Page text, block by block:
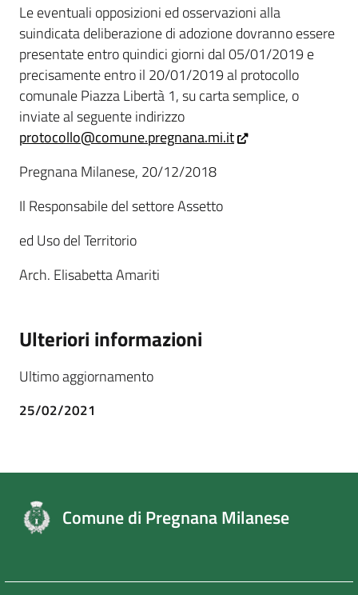
Le eventuali opposizioni ed osservazioni alla
suindicata deliberazione di adozione dovranno essere
presentate entro quindici giorni dal 05/01/2019 e
precisamente entro il 20/01/2019 al protocollo
comunale Piazza Libertà 1, su carta semplice, o
inviate al seguente indirizzo
protocollo@comune.pregnana.mi.it
Pregnana Milanese, 20/12/2018
Il Responsabile del settore Assetto
ed Uso del Territorio
Arch. Elisabetta Amariti
Ulteriori informazioni
Ultimo aggiornamento
25/02/2021
Comune di Pregnana Milanese